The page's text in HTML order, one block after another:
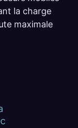
la charge
maximale